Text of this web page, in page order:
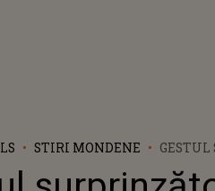
STIRI MONDENE
MIAMI!